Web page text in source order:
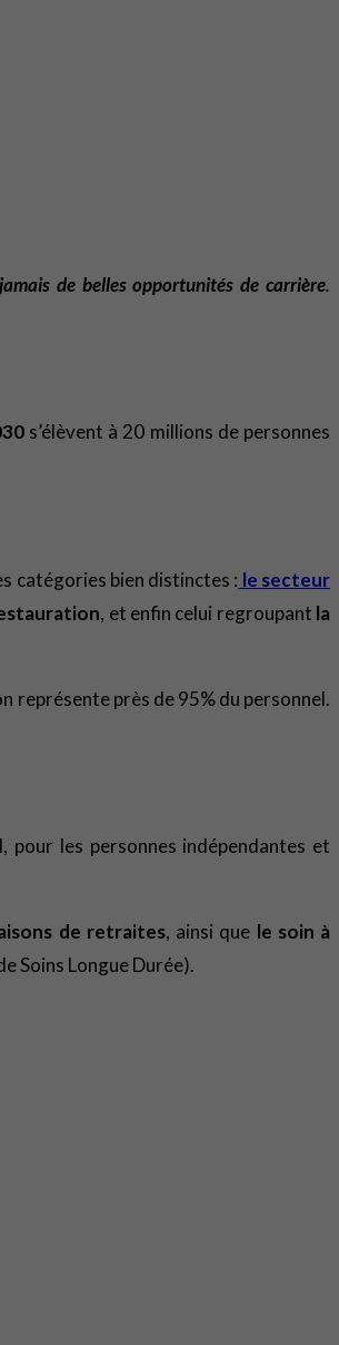
de belles opportunités de carrière.
s’élèvent à 20 millions de personnes
catégories bien distinctes : le secteur
, et enfin celui regroupant la
représente près de 95% du personnel.
pour les personnes indépendantes et
de retraites, ainsi que le soin à
Soins Longue Durée).